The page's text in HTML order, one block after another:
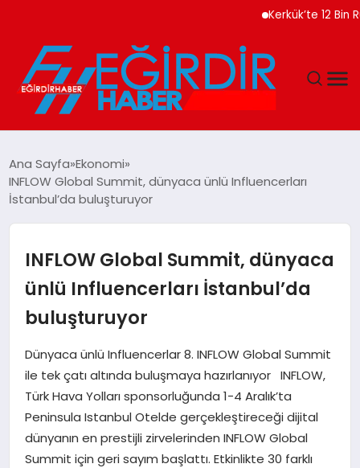
Kerkük’te 12 Bin
EĞITIM
MAGAZIN
SIYASET
SPOR
TEKNOLOJI
Ana Sayfa Ekonomi
INFLOW Global Summit, dünyaca ünlü Influencerları
İstanbul’da buluşturuyor
INFLOW Global Summit, dünyaca
ünlü Influencerları İstanbul’da
buluşturuyor
Dünyaca ünlü Influencerlar 8. INFLOW Global Summit
ile tek çatı altında buluşmaya hazırlanıyor INFLOW,
Türk Hava Yolları sponsorluğunda 1-4 Aralık’ta
Peninsula Istanbul Otelde gerçekleştireceği dijital
dünyanın en prestijli zirvelerinden INFLOW Global
Summit için geri sayım başlattı. Etkinlikte 30 farklı